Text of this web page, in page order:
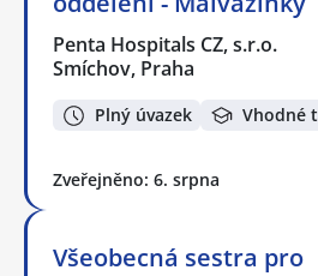
Penta Hospitals CZ, s.r.o.
Smíchov, Praha
Plný úvazek Vhodné
Zveřejněno: 6. srpna
Všeobecná sestra pro